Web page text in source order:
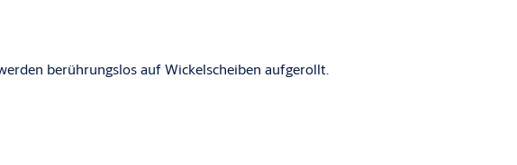
berührungslos auf Wickelscheiben aufgerollt.